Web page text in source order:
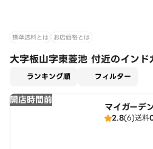
標準送料とは お店価格とは
大字板山字東菱池 付近のインド
ランキング順 フィルター
開店時間前
マイガーデ
2.8(6)送料